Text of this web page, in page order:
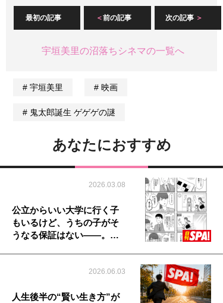
最初の記事 前の記事 次の記事
宇垣美里の沼落ちシネマの一覧へ
宇垣美里 映画
鬼太郎誕生 ゲゲゲの謎
あなたにおすすめ
2026.03.08
公立からいい大学に行く子
もいるけど、うちの子がそ
うなる保証はない――。…
2026.06.03
人生後半の“賢い生き方”が